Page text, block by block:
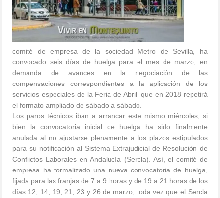
comité de empresa de la sociedad Metro de Sevilla, ha
convocado seis días de huelga para el mes de marzo, en
demanda de avances en la negociación de las
compensaciones correspondientes a la aplicación de los
servicios especiales de la Feria de Abril, que en 2018 repetirá
el formato ampliado de sábado a sábado.
Los paros técnicos iban a arrancar este mismo miércoles, si
bien la convocatoria inicial de huelga ha sido finalmente
anulada al no ajustarse plenamente a los plazos estipulados
para su notificación al Sistema Extrajudicial de Resolución de
Conflictos Laborales en Andalucía (Sercla). Así, el comité de
empresa ha formalizado una nueva convocatoria de huelga,
fijada para las franjas de 7 a 9 horas y de 19 a 21 horas de los
días 12, 14, 19, 21, 23 y 26 de marzo, toda vez que el Sercla